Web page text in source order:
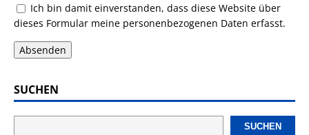
Ich bin damit einverstanden, dass diese Website über
dieses Formular meine personenbezogenen Daten erfasst.
Absenden
SUCHEN
SUCHEN